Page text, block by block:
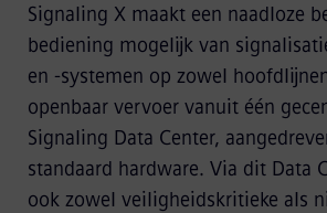
Signaling X maakt een naadloze
bediening mogelijk van
en -systemen op zowel
openbaar vervoer vanuit één
Signaling Data Center,
standaard hardware. Via dit Data
ook zowel veiligheidskritieke als